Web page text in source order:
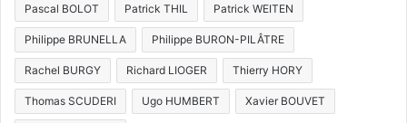
Pascal BOLOT Patrick THIL Patrick WEITEN
Philippe BRUNELLA Philippe BURON-PILÂTRE
Rachel BURGY Richard LIOGER Thierry HORY
Thomas SCUDERI Ugo HUMBERT Xavier BOUVET